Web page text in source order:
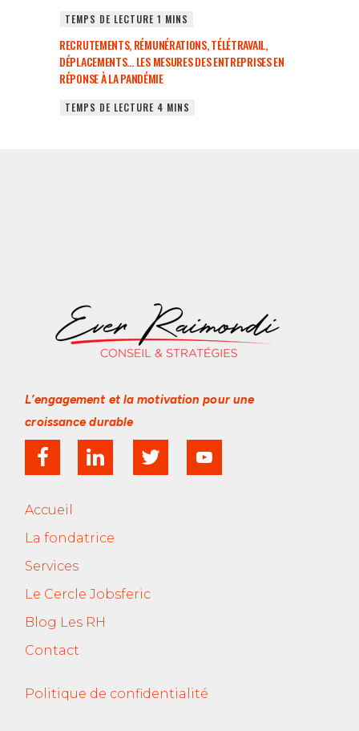
RECRUTEMENTS, RÉMUNÉRATIONS, TÉLÉTRAVAIL,
DÉPLACEMENTS… LES MESURES DES ENTREPRISES EN
RÉPONSE À LA PANDÉMIE
L’engagement et la motivationpour une
croissance durable
Accueil
La fondatrice
Services
Le Cercle Jobsferic
Blog Les RH
Contact
Politique de confidentialité